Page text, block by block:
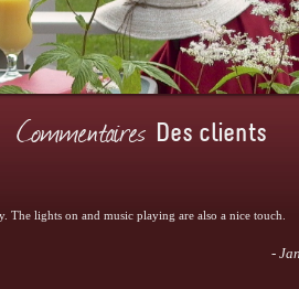
Commentaires Des clients
The lights on and music playing are also a nice touch.
-